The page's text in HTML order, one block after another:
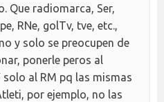
Que radiomarca, Ser,
RNe, golTv, tve, etc.,
y solo se preocupen de
ponerle peros al
solo al RM pq las mismas
por ejemplo, no las